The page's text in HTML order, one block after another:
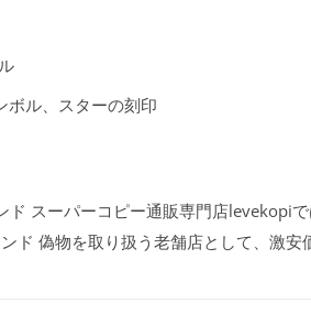
ボル、スターの刻印
ド スーパーコピー通販専門店levekopi
偽物を取り扱う老舗店として、激安